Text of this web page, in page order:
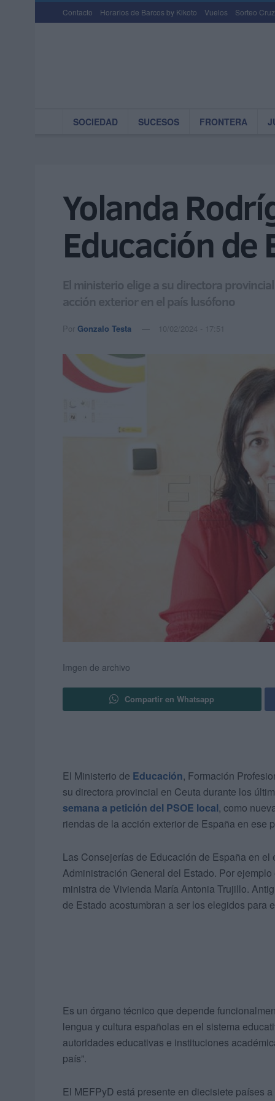
Contacto Horarios de Barcos by Kikoto Vuelos Sorteo
SOCIEDAD SUCESOS FRONTERA
Yolanda
Educación de
El ministerio elige a su directora
acción exterior en el país lusófono
Por Gonzalo Testa 10/02/2024 - 17:51
Imgen de archivo
Compartir en Whatsapp
El Ministerio de Educación, Formación
su directora provincial en Ceuta durante los
semana a petición del PSOE local, como
riendas de la acción exterior de España en ese
Las Consejerías de Educación de España en
Administración General del Estado. Por
ministra de Vivienda María Antonia Trujillo.
de Estado acostumbran a ser los elegidos para
Es un órgano técnico que depende
lengua y cultura españolas en el sistema
autoridades educativas e instituciones
país”.
El MEFPyD está presente en diecisiete países